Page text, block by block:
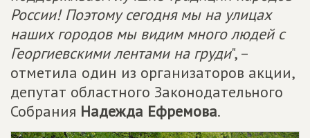
России! Поэтому сегодня мы на улицах
наших городов мы видим много людей с
Георгиевскими лентами на груди", –
отметила один из организаторов акции,
депутат областного Законодательного
Собрания Надежда Ефремова.